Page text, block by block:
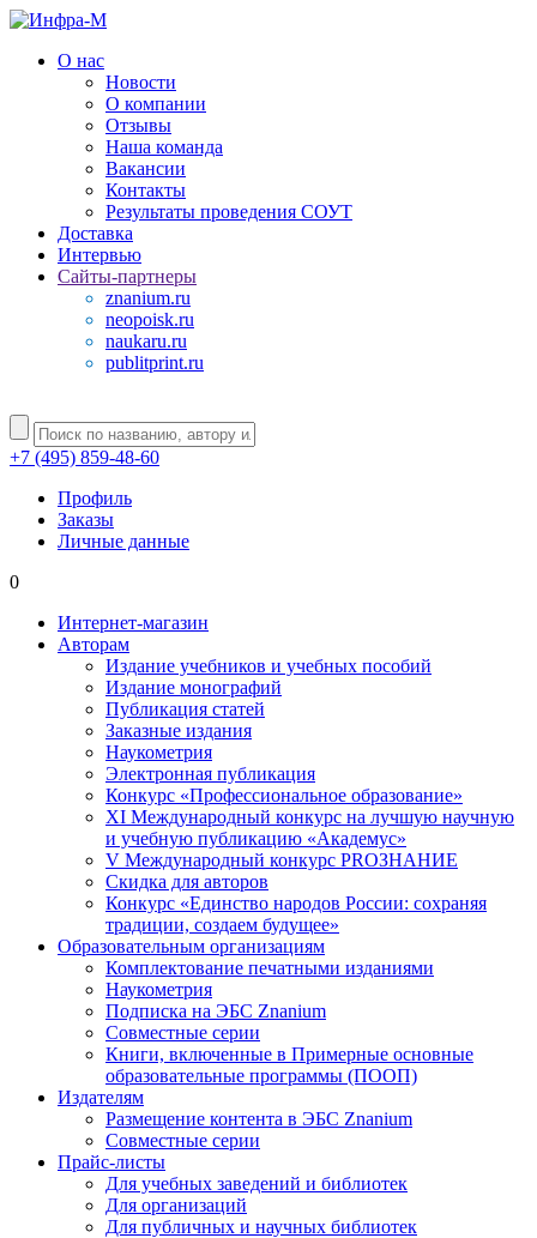
О нас
Новости
О компании
Отзывы
Наша команда
Вакансии
Контакты
Результаты проведения СОУТ
Доставка
Интервью
Сайты-партнеры
znanium.ru
neopoisk.ru
naukaru.ru
publitprint.ru
+7 (495) 859-48-60
Профиль
Заказы
Личные данные
0
Интернет-магазин
Авторам
Издание учебников и учебных пособий
Издание монографий
Публикация статей
Заказные издания
Наукометрия
Электронная публикация
Конкурс «Профессиональное образование»
XI Международный конкурс на лучшую научную
и учебную публикацию «Академус»
V Международный конкурс PROЗНАНИЕ
Скидка для авторов
Конкурс «Единство народов России: сохраняя
традиции, создаем будущее»
Образовательным организациям
Комплектование печатными изданиями
Наукометрия
Подписка на ЭБС Znanium
Совместные серии
Книги, включенные в Примерные основные
образовательные программы (ПООП)
Издателям
Размещение контента в ЭБС Znanium
Совместные серии
Прайс-листы
Для учебных заведений и библиотек
Для организаций
Для публичных и научных библиотек